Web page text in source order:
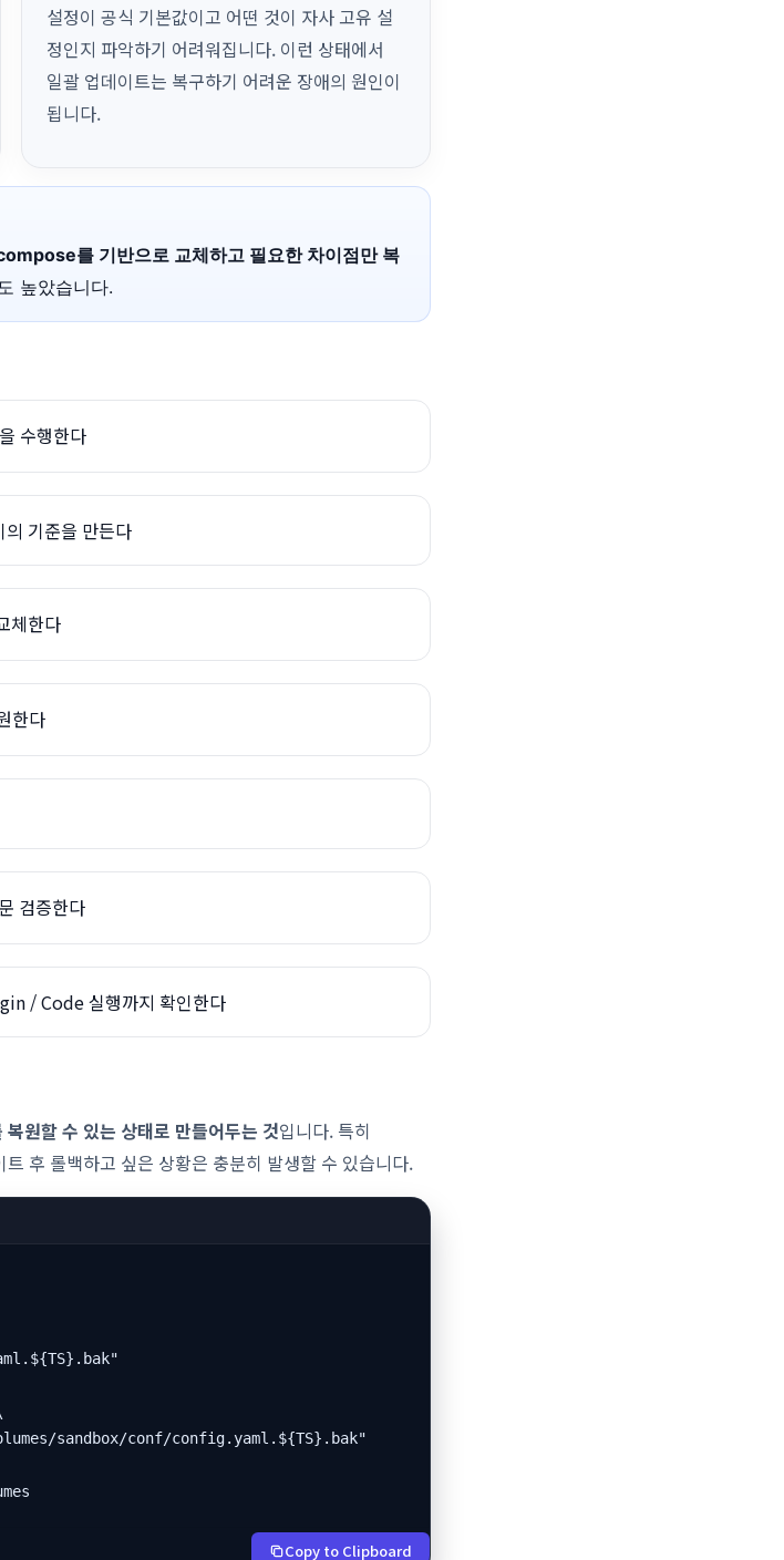
설정이 공식 기본값이고 어떤 것이 자사 고유 설
정인지 파악하기 어려워집니다. 이런 상태에서
일괄 업데이트는 복구하기 어려운 장애의 원인이
됩니다.
를 기반으로 교체하고 필요한 차이점만 복
높았습니다.
수행한다
기준을 만든다
체한다
한다
검증한다
/ Code 실행까지 확인한다
원할 수 있는 상태로 만들어두는 것입니다. 특히
후 롤백하고 싶은 상황은 충분히 발생할 수 있습니다.
sandbox/conf/config.yaml.${TS}.bak"
Copy to Clipboard